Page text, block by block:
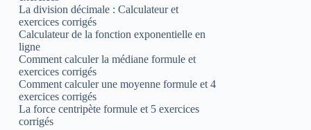
La division décimale : Calculateur et
exercices corrigés
Calculateur de la fonction exponentielle en
ligne
Comment calculer la médiane formule et
exercices corrigés
Comment calculer une moyenne formule et 4
exercices corrigés
La force centripète formule et 5 exercices
corrigés